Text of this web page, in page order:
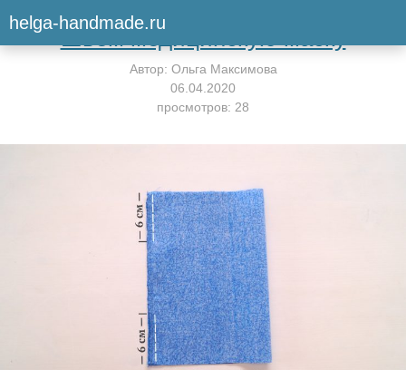
helga-handmade.ruВернуться к мастер-классу
Шьём медицинскую маску
Автор: Ольга Максимова
06.04.2020
просмотров: 28